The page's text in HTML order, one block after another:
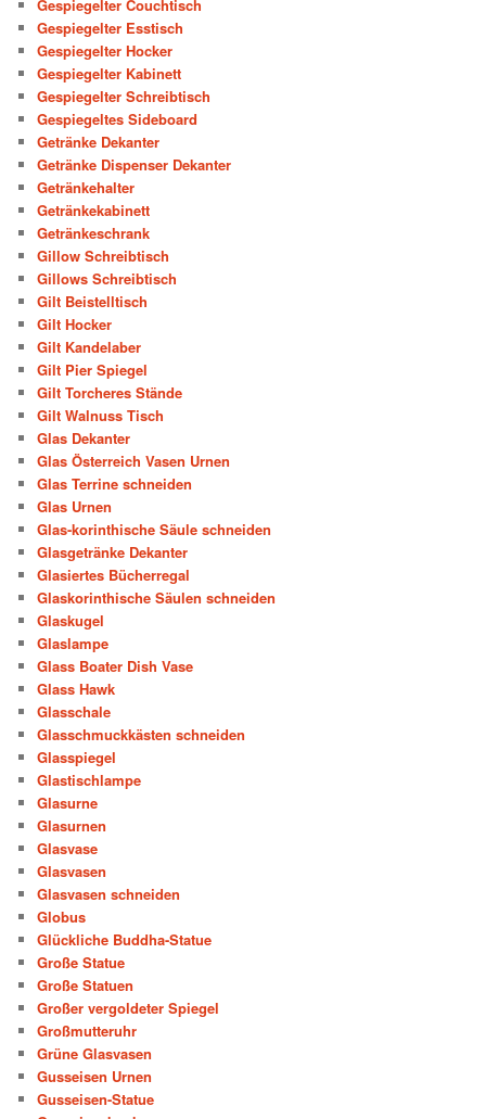
Gespiegelter Couchtisch
Gespiegelter Esstisch
Gespiegelter Hocker
Gespiegelter Kabinett
Gespiegelter Schreibtisch
Gespiegeltes Sideboard
Getränke Dekanter
Getränke Dispenser Dekanter
Getränkehalter
Getränkekabinett
Getränkeschrank
Gillow Schreibtisch
Gillows Schreibtisch
Gilt Beistelltisch
Gilt Hocker
Gilt Kandelaber
Gilt Pier Spiegel
Gilt Torcheres Stände
Gilt Walnuss Tisch
Glas Dekanter
Glas Österreich Vasen Urnen
Glas Terrine schneiden
Glas Urnen
Glas-korinthische Säule schneiden
Glasgetränke Dekanter
Glasiertes Bücherregal
Glaskorinthische Säulen schneiden
Glaskugel
Glaslampe
Glass Boater Dish Vase
Glass Hawk
Glasschale
Glasschmuckkästen schneiden
Glasspiegel
Glastischlampe
Glasurne
Glasurnen
Glasvase
Glasvasen
Glasvasen schneiden
Globus
Glückliche Buddha-Statue
Große Statue
Große Statuen
Großer vergoldeter Spiegel
Großmutteruhr
Grüne Glasvasen
Gusseisen Urnen
Gusseisen-Statue